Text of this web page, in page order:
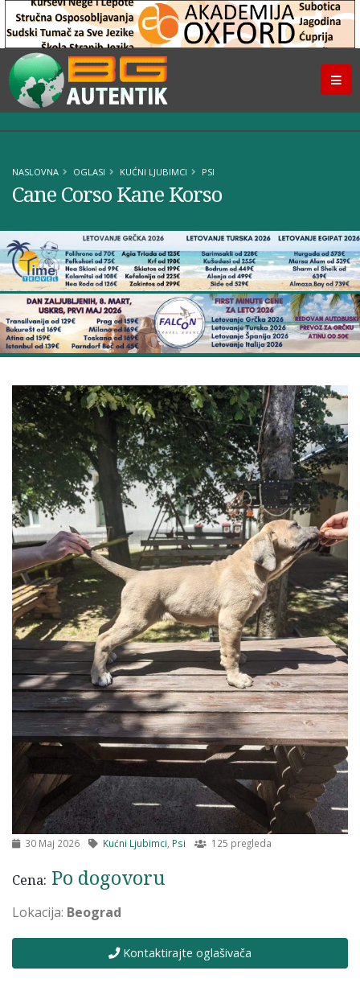
NASLOVNA OGLASI KUĆNI LJUBIMCI PSI
Cane Corso Kane Korso
30 Maj 2026 Kućni Ljubimci Psi 125 pregleda
Cena: Po dogovoru
Lokacija: Beograd
Kontaktirajte oglašivača